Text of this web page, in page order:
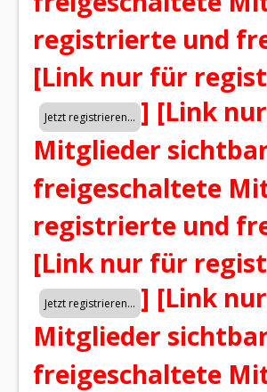
registrierte und
[Link nur für
] [Link
Mitglieder
freigeschaltete
registrierte und
[Link nur für
] [Link
Mitglieder
freigeschaltete